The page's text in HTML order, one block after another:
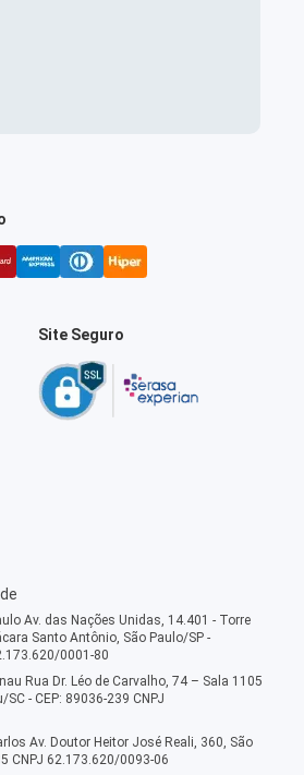
Site Seguro
Av. das Nações Unidas, 14.401 - Torre
Santo Antônio, São Paulo/SP -
0001-80
Rua Dr. Léo de Carvalho, 74 – Sala 1105
- CEP: 89036-239 CNPJ
Av. Doutor Heitor José Reali, 360, São
CNPJ 62.173.620/0093-06